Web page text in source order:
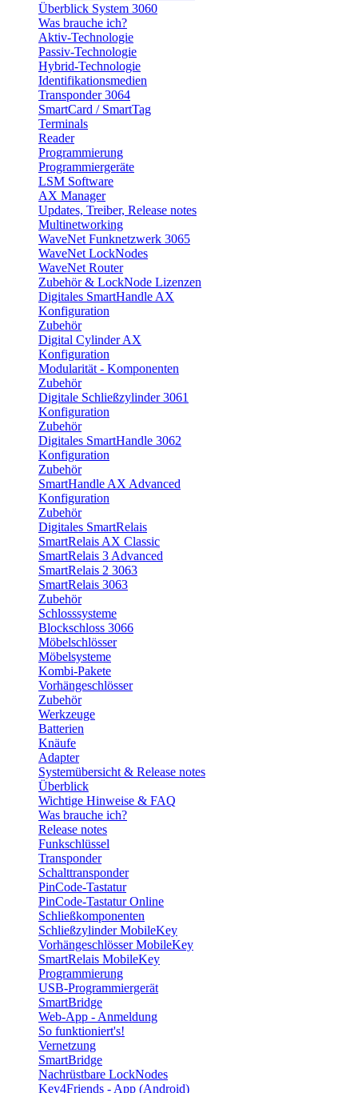
Überblick System 3060
Was brauche ich?
Aktiv-Technologie
Passiv-Technologie
Hybrid-Technologie
Identifikationsmedien
Transponder 3064
SmartCard / SmartTag
Terminals
Reader
Programmierung
Programmiergeräte
LSM Software
AX Manager
Updates, Treiber, Release notes
Multinetworking
WaveNet Funknetzwerk 3065
WaveNet LockNodes
WaveNet Router
Zubehör & LockNode Lizenzen
Digitales SmartHandle AX
Konfiguration
Zubehör
Digital Cylinder AX
Konfiguration
Modularität - Komponenten
Zubehör
Digitale Schließzylinder 3061
Konfiguration
Zubehör
Digitales SmartHandle 3062
Konfiguration
Zubehör
SmartHandle AX Advanced
Konfiguration
Zubehör
Digitales SmartRelais
SmartRelais AX Classic
SmartRelais 3 Advanced
SmartRelais 2 3063
SmartRelais 3063
Zubehör
Schlosssysteme
Blockschloss 3066
Möbelschlösser
Möbelsysteme
Kombi-Pakete
Vorhängeschlösser
Zubehör
Werkzeuge
Batterien
Knäufe
Adapter
Systemübersicht & Release notes
Überblick
Wichtige Hinweise & FAQ
Was brauche ich?
Release notes
Funkschlüssel
Transponder
Schalttransponder
PinCode-Tastatur
PinCode-Tastatur Online
Schließkomponenten
Schließzylinder MobileKey
Vorhängeschlösser MobileKey
SmartRelais MobileKey
Programmierung
USB-Programmiergerät
SmartBridge
Web-App - Anmeldung
So funktioniert's!
Vernetzung
SmartBridge
Nachrüstbare LockNodes
Key4Friends - App (Android)